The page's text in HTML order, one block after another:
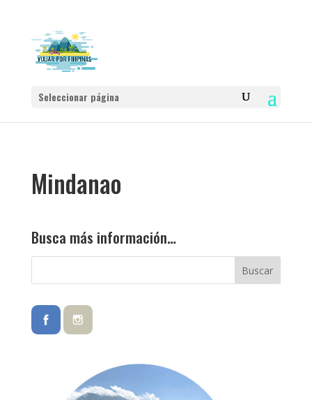
Seleccionar página
Mindanao
Busca más información…